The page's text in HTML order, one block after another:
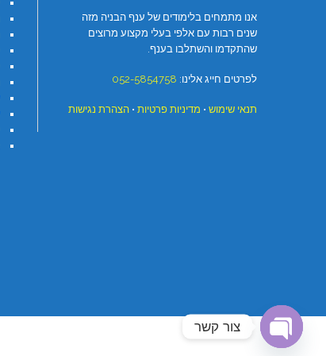
אנו מתמחים בלימודים של ענף הבניה מזה
שנים רבות עם אלפי בעלי מקצוע מרוצים
שהתקדמו והשתלבו בענף.
לפרטים חייג אלינו: 052-5854758
תנאי שימוש • מדיניות פרטיות • הצהרת נגישות
צור קשר